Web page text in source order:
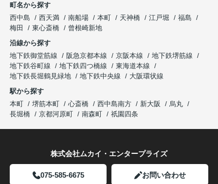
町名から探す
西中島
西天満 南船場 本町 天神橋 江戸堀
福島
梅田
東心斎橋
曾根崎新地
沿線から探す
地下鉄御堂筋線
阪急京都本線 京阪本線
地下鉄堺筋線
地下鉄谷町線
地下鉄四つ橋線
東海道本線
地下鉄長堀鶴見緑地
地下鉄中央線
大阪環状線
駅から探す
本町
堺筋本町 心斎橋 西中島南方 新大阪
烏丸
長堀橋
京都河原町 南森町 祇園四条
株式会社ムカイ・エンタープライズ
075-585-6675 お問い合わせ